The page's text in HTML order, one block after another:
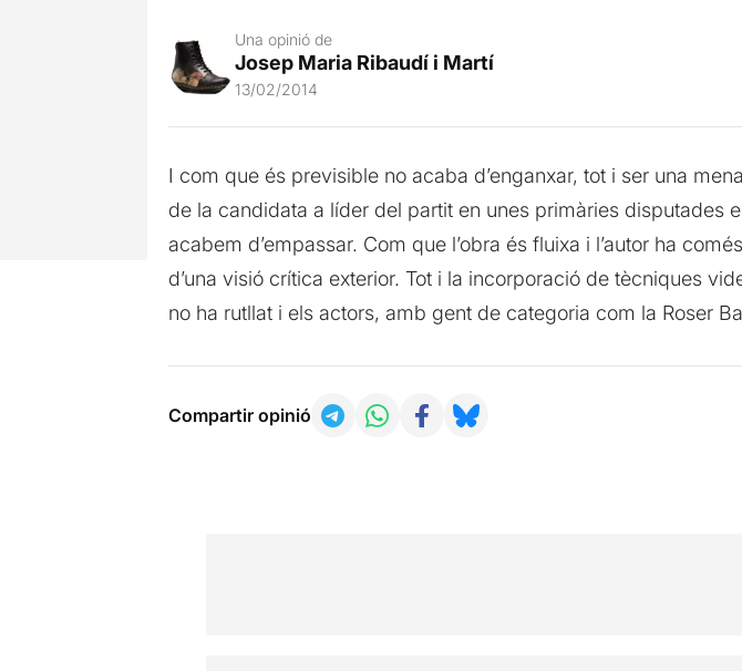
Una opinió de
Josep Maria Ribaudí i Martí
13/02/2014
I com que és previsible no acaba d’enganxar, tot i ser una
de la candidata a líder del partit en unes primàries disputades
acabem d’empassar. Com que l’obra és fluixa i l’autor ha
d’una visió crítica exterior. Tot i la incorporació de tècniques
no ha rutllat i els actors, amb gent de categoria com la Roser
Compartir opinió